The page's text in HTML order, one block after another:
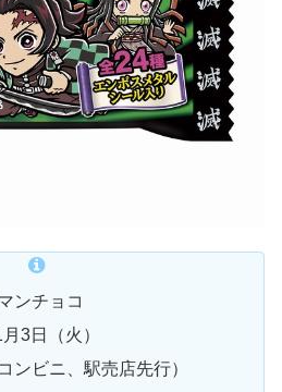
ンチョコ
3日（火）
ンビニ、駅売店先行）